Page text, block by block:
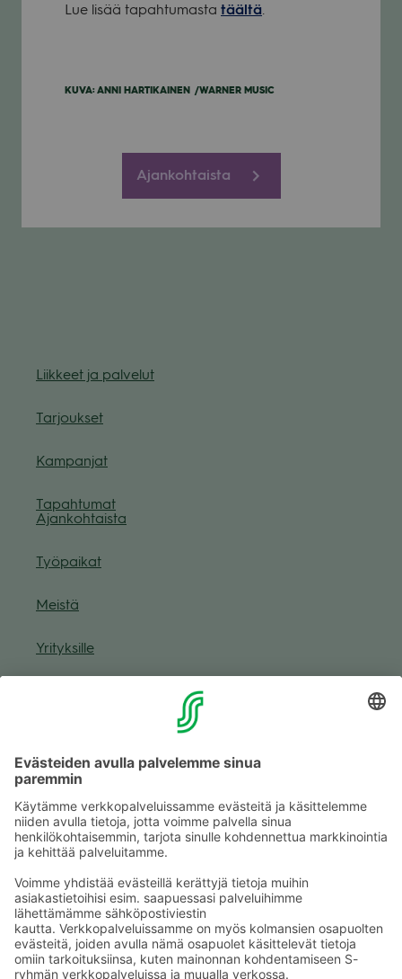
Lue lisää tapah­tu­masta täältä.
KUVA: ANNI HAR­TI­KAI­NEN /WARNER MUSIC
Ajankohtaista
Liik­keet ja pal­ve­lut
Tar­jouk­set
Kam­pan­jat
Tapah­tu­mat
Ajan­koh­taista
Työ­pai­kat
Meistä
Yri­tyk­sille
Muuta eväs­tea­se­tuk­sia & eväs­tein­for­maa­tio
Tie­to­suo­ja­se­loste (Arina)
Kaup­pa­kes­kus
Ma-pe
9–20
La
9–19
Su
11–18